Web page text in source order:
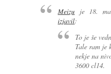
Meizuje 18.
izjavil:
To je še
Tale ram je
nekje na
3600 cl14.